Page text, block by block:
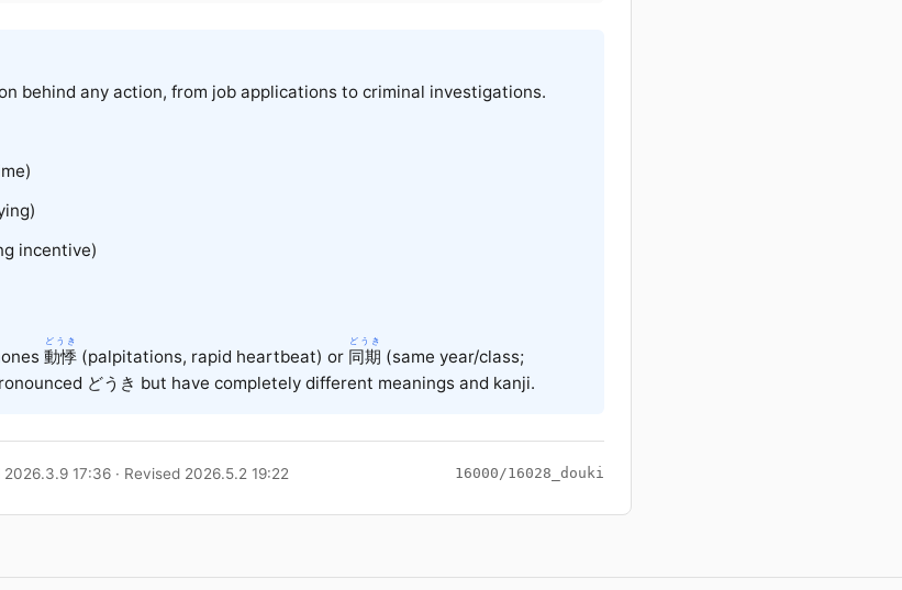
behind any action, from job applications to criminal investigations.
incentive)
動悸
どうき
(palpitations, rapid heartbeat) or 同期
どうき
(same year/class;
どうき but have completely different meanings and kanji.
2026.3.9 17:36 · Revised 2026.5.2 19:22 16000/16028_douki